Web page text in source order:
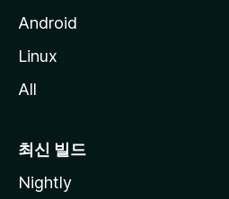
Android
Linux
All
최신 빌드
Nightly